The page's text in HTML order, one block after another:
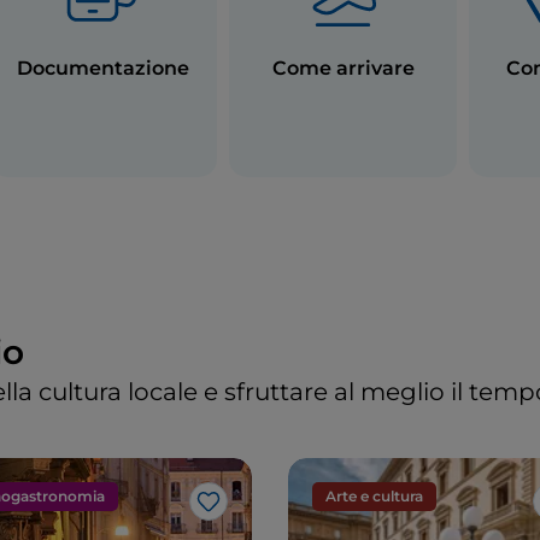
di cena.
anche locali che propongono la cena ad ora tarda, per il
in Italia sono previste sia
12; durante queste giornate la maggior parte
programmare la propria visita. Bar, pasticcerie,
Qui sono elencate le date:
Documentazione Come arrivare
cultura locale e sfruttare al meglio il
Like
Arte e cultura